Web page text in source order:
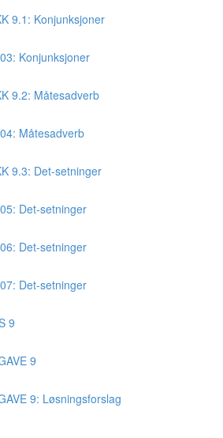
9.1: Konjunksjoner
Konjunksjoner
9.2: Måtesadverb
Måtesadverb
9.3: Det-setninger
Det-setninger
Det-setninger
Det-setninger
9
9
9: Løsningsforslag